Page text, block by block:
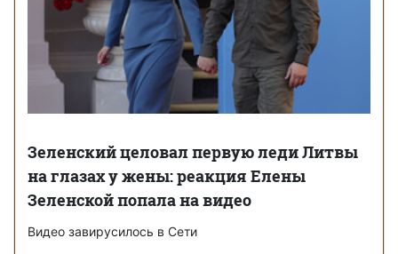
Зеленский целовал первую леди Литвы
на глазах у жены: реакция Елены
Зеленской попала на видео
Видео завирусилось в Сети